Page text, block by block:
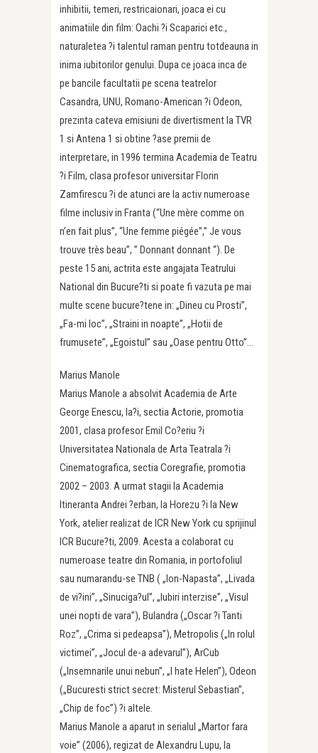
inhibitii, temeri, restricaionari, joaca ei cu
animatiile din film: Oachi ?i Scaparici etc.,
naturaletea ?i talentul raman pentru totdeauna in
inima iubitorilor genului. Dupa ce joaca inca de
pe bancile facultatii pe scena teatrelor
Casandra, UNU, Romano-American ?i Odeon,
prezinta cateva emisiuni de divertisment la TVR
1 si Antena 1 si obtine ?ase premii de
interpretare, in 1996 termina Academia de Teatru
?i Film, clasa profesor universitar Florin
Zamfirescu ?i de atunci are la activ numeroase
filme inclusiv in Franta (“Une mère comme on
n’en fait plus”, “Une femme piégée”,” Je vous
trouve très beau”, ” Donnant donnant “). De
peste 15 ani, actrita este angajata Teatrului
National din Bucure?ti si poate fi vazuta pe mai
multe scene bucure?tene in: „Dineu cu Prosti”,
„Fa-mi loc”, „Straini in noapte”, „Hotii de
frumusete”, „Egoistul” sau „Oase pentru Otto”…
Marius Manole
Marius Manole a absolvit Academia de Arte
George Enescu, Ia?i, sectia Actorie, promotia
2001, clasa profesor Emil Co?eriu ?i
Universitatea Nationala de Arta Teatrala ?i
Cinematografica, sectia Coregrafie, promotia
2002 – 2003. A urmat stagii la Academia
Itineranta Andrei ?erban, la Horezu ?i la New
York, atelier realizat de ICR New York cu sprijinul
ICR Bucure?ti, 2009. Acesta a colaborat cu
numeroase teatre din Romania, in portofoliul
sau numarandu-se TNB ( „Ion-Napasta”, „Livada
de vi?ini”, „Sinuciga?ul”, „Iubiri interzise”, „Visul
unei nopti de vara”), Bulandra („Oscar ?i Tanti
Roz”, „Crima si pedeapsa”), Metropolis („In rolul
victimei”, „Jocul de-a adevarul”), ArCub
(„Insemnarile unui nebun”, „I hate Helen”), Odeon
(„Bucuresti strict secret: Misterul Sebastian”,
„Chip de foc”) ?i altele.
Marius Manole a aparut in serialul „Martor fara
voie” (2006), regizat de Alexandru Lupu, la